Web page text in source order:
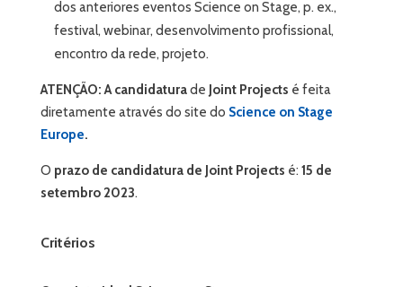
dos anteriores eventos Science on Stage, p. ex.,
festival, webinar, desenvolvimento profissional,
encontro da rede, projeto.
ATENÇÃO: A candidaturade Joint Projects é feita
diretamente através do site do Science on Stage
Europe.
O prazo de candidatura de Joint Projects é: 15 de
setembro 2023.
Critérios